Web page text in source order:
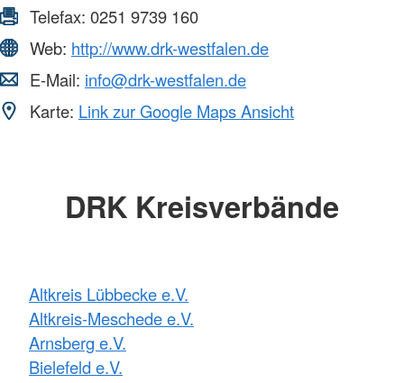
Telefax: 0251 9739 160
Web: http://www.drk-westfalen.de
E-Mail: info@drk-westfalen.de
Karte: Link zur Google Maps Ansicht
DRK Kreisverbände
Altkreis Lübbecke e.V.
Altkreis-Meschede e.V.
Arnsberg e.V.
Bielefeld e.V.